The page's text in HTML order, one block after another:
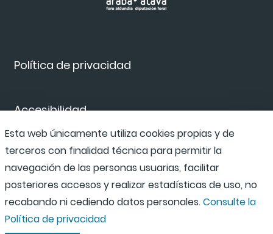
Política de privacidad
Accesibilidad
Canal de denuncias
Esta web únicamente utiliza cookies propias y de
terceros con finalidad técnica para permitir la
navegación de las personas usuarias, facilitar
posteriores accesos y realizar estadísticas de uso, no
recabando ni cediendo datos personales.Consulte la
Política de privacidad